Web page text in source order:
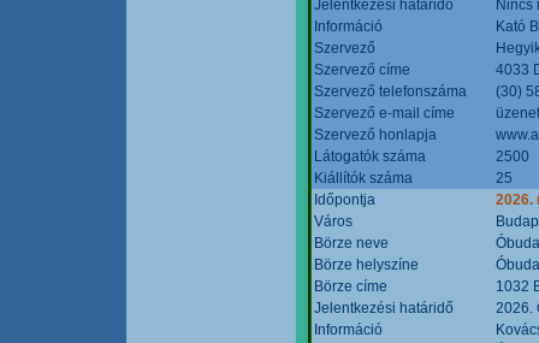
Jelentkezési határidő
Nincs
Információ
Kató
Szervező
Szervező címe
4033
Szervező telefonszáma
(30)
Szervező e-mail címe
Szervező honlapja
Látogatók száma
2500
Kiállítók száma
25
Időpontja
2026.
Város
Börze neve
Börze helyszíne
Börze címe
1032
Jelentkezési határidő
2026.
Információ